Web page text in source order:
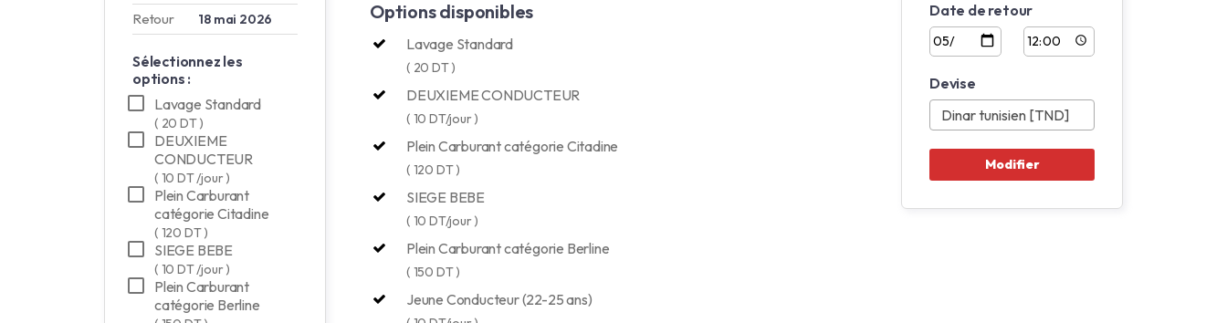
Retour 18 mai 2026
Sélectionnez les
options :
Lavage Standard
( 20 DT )
DEUXIEME
CONDUCTEUR
( 10 DT /jour )
Plein Carburant
catégorie Citadine
( 120 DT )
SIEGE BEBE
( 10 DT /jour )
Plein Carburant
catégorie Berline
Options disponibles
Lavage Standard
( 20 DT )
DEUXIEME CONDUCTEUR
( 10 DT/jour )
Plein Carburant catégorie Citadine
( 120 DT )
SIEGE BEBE
( 10 DT/jour )
Plein Carburant catégorie Berline
( 150 DT )
Jeune Conducteur (22-25 ans)
Date de retour
Devise